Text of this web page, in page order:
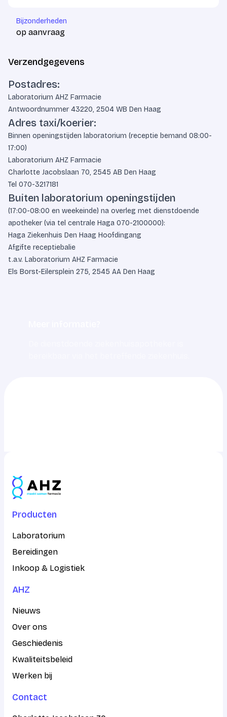
Bijzonderheden
op aanvraag
Verzendgegevens
Postadres:
Laboratorium AHZ Farmacie
Antwoordnummer 43220, 2504 WB Den Haag
Adres taxi/koerier:
Binnen openingstijden laboratorium (receptie bemand 08:00-
17:00)
Laboratorium AHZ Farmacie
Charlotte Jacobslaan 70, 2545 AB Den Haag
Tel 070-3217181
Buiten laboratorium openingstijden
(17:00-08:00 en weekeinde) na overleg met dienstdoende
apotheker (via tel centrale Haga 070-2100000):
Haga Ziekenhuis Den Haag Hoofdingang
Afgifte receptiebalie
t.a.v. Laboratorium AHZ Farmacie
Els Borst-Eilersplein 275, 2545 AA Den Haag
Producten
Laboratorium
Bereidingen
Inkoop & Logistiek
AHZ
Nieuws
Over ons
Geschiedenis
Kwaliteitsbeleid
Werken bij
Contact